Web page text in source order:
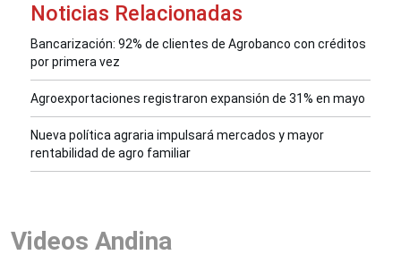
Noticias Relacionadas
Bancarización: 92% de clientes de Agrobanco con créditos
por primera vez
Agroexportaciones registraron expansión de 31% en mayo
Nueva política agraria impulsará mercados y mayor
rentabilidad de agro familiar
Videos Andina